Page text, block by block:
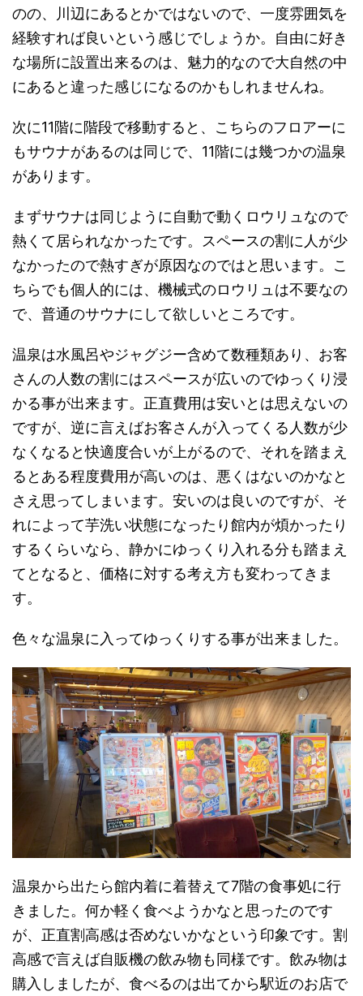
のの、川辺にあるとかではないので、一度雰囲気を
経験すれば良いという感じでしょうか。自由に好き
な場所に設置出来るのは、魅力的なので大自然の中
にあると違った感じになるのかもしれませんね。
次に11階に階段で移動すると、こちらのフロアーに
もサウナがあるのは同じで、11階には幾つかの温泉
があります。
まずサウナは同じように自動で動くロウリュなので
熱くて居られなかったです。スペースの割に人が少
なかったので熱すぎが原因なのではと思います。こ
ちらでも個人的には、機械式のロウリュは不要なの
で、普通のサウナにして欲しいところです。
温泉は水風呂やジャグジー含めて数種類あり、お客
さんの人数の割にはスペースが広いのでゆっくり浸
かる事が出来ます。正直費用は安いとは思えないの
ですが、逆に言えばお客さんが入ってくる人数が少
なくなると快適度合いが上がるので、それを踏まえ
るとある程度費用が高いのは、悪くはないのかなと
さえ思ってしまいます。安いのは良いのですが、そ
れによって芋洗い状態になったり館内が煩かったり
するくらいなら、静かにゆっくり入れる分も踏まえ
てとなると、価格に対する考え方も変わってきま
す。
色々な温泉に入ってゆっくりする事が出来ました。
温泉から出たら館内着に着替えて7階の食事処に行
きました。何か軽く食べようかなと思ったのです
が、正直割高感は否めないかなという印象です。割
高感で言えば自販機の飲み物も同様です。飲み物は
購入しましたが、食べるのは出てから駅近のお店で